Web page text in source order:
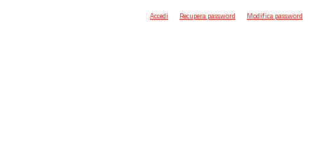
Accedi Recupera password Modifica password